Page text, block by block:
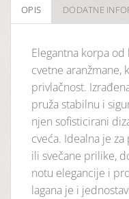
OPIS DODATNE
Elegantna korpa od
cvetne aranžmane,
privlačnost.
pruža stabilnu i
njen sofisticirani
cveća. Idealna je
ili svečane prilike,
notu elegancije i
lagana je i